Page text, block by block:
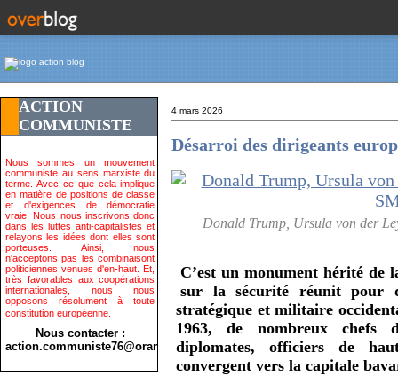
ACTION
COMMUNISTE
Nous sommes un mouvement
communiste au sens marxiste du
terme. Avec ce que cela implique
en matière de positions de classe
et d'exigences de démocratie
vraie. Nous nous inscrivons donc
dans les luttes anti-capitalistes et
relayons les idées dont elles sont
porteuses. Ainsi, nous
n'acceptons pas les combinaisont
politiciennes venues d'en-haut. Et,
très favorables aux coopérations
internationales, nous nous
opposons résolument à toute
constitution européenne.
Nous contacter :
action.communiste76@orange.fr>
4 mars 2026
Désarroi des dirigeants
Donald Trump, Ursula von der
C’est un monument hérité de
sur la sécurité réunit pour
stratégique et militaire
1963, de nombreux chefs
diplomates, officiers de
convergent vers la capitale